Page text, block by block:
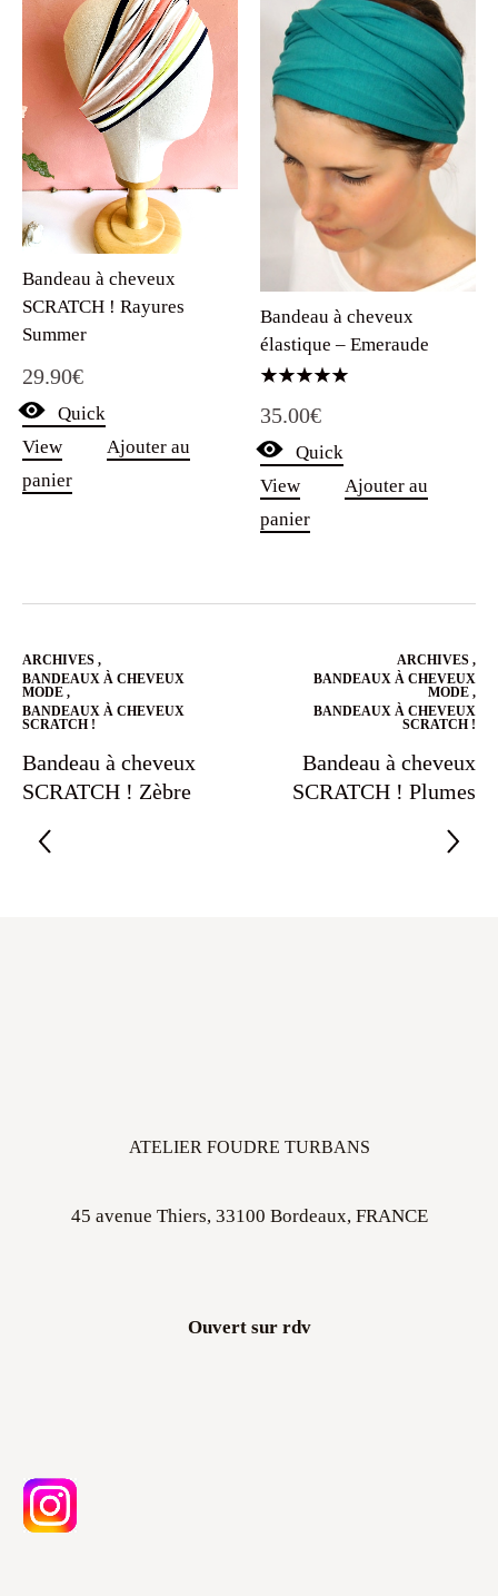
Bandeau à cheveux
SCRATCH ! Rayures
Summer
29.90€
Quick
View
Ajouter au
panier
Bandeau à cheveux
élastique – Emeraude
5.00
35.00€
Quick
View
Ajouter au
panier
ARCHIVES ,
BANDEAUX À CHEVEUX
MODE ,
BANDEAUX À CHEVEUX
SCRATCH !
Bandeau à cheveux
SCRATCH ! Zèbre
ARCHIVES ,
BANDEAUX À CHEVEUX
MODE ,
BANDEAUX À CHEVEUX
SCRATCH !
Bandeau à cheveux
SCRATCH ! Plumes
ATELIER FOUDRE TURBANS
45 avenue Thiers, 33100 Bordeaux, FRANCE
Ouvert sur rdv